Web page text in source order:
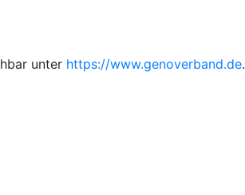
unter https://www.genoverband.de.